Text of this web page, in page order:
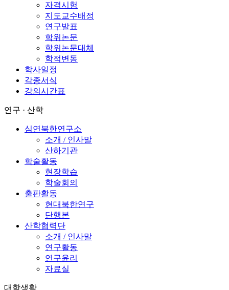
자격시험
지도교수배정
연구발표
학위논문
학위논문대체
학적변동
학사일정
각종서식
강의시간표
연구 · 산학
심연북한연구소
소개 / 인사말
산하기관
학술활동
현장학습
학술회의
출판활동
현대북한연구
단행본
산학협력단
소개 / 인사말
연구활동
연구윤리
자료실
대학생활